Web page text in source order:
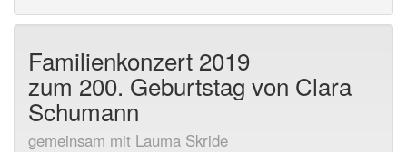
Familienkonzert 2019
zum 200. Geburtstag von Clara
Schumann
gemeinsam mit Lauma Skride